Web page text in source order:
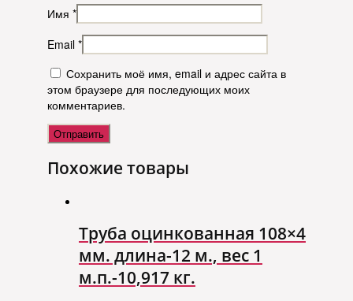
Имя *
Email *
Сохранить моё имя, email и адрес сайта в
этом браузере для последующих моих
комментариев.
Похожие товары
Труба оцинкованная 108×4
мм. длина-12 м., вес 1
м.п.-10,917 кг.